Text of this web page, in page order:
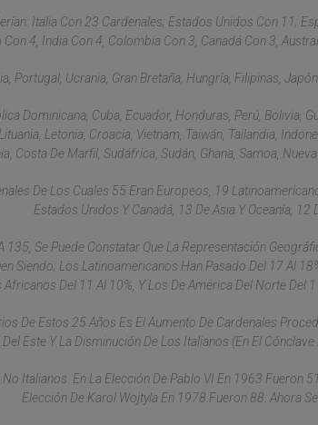
Italia Con 23 Cardenales; Estados Unidos Con 11;
4, India Con 4, Colombia Con 3, Canadá Con 3,
Portugal, Ucrania, Gran Bretaña, Hungría, Filipinas,
Dominicana, Cuba, Ecuador, Honduras, Perú, Bolivia,
Letonia, Croacia, Vietnam, Taiwán, Tailandia,
Costa De Marfil, Sudáfrica, Sudán, Ghana, Samoa,
De Los Cuales 55 Eran Europeos, 19
Estados Unidos Y Canadá, 13 De Asia Y Oceanía, 12
Se Puede Constatar Que La Representación
Siendo; Los Latinoamericanos Han Pasado Del 17 Al
Africanos Del 11 Al 10%, Y Los De América Del Norte Del
De Estos 25 Años Es El Aumento De Cardenales
Este Y La Disminución De Los Italianos (en El Cónclave
Italianos. En La Elección De Pablo VI En 1963 Fueron
Elección De Karol Wojtyla En 1978 Fueron 88. Ahora